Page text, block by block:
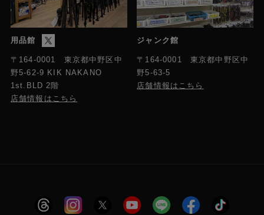
用品館
〒164-0001 東京都中野区中
野5-62-9 KIK NAKANO
1st.BLD 2階
店舗情報はこちら
ジャンク館
〒164-0001 東京都中野区中
野5-63-5
店舗情報はこちら